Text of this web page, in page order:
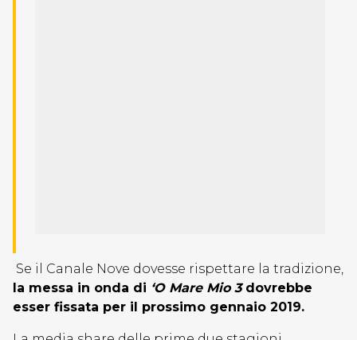
Se il Canale Nove dovesse rispettare la tradizione,
la messa in onda di ‘O Mare Mio 3 dovrebbe
esser fissata per il prossimo gennaio 2019.